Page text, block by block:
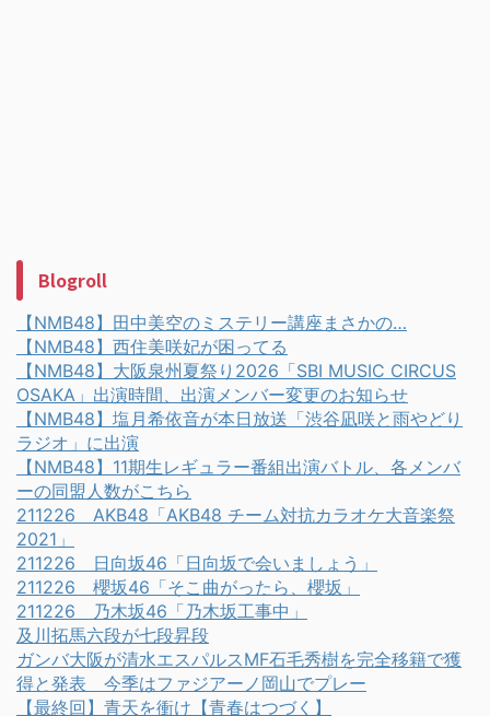
Blogroll
【NMB48】田中美空のミステリー講座まさかの…
【NMB48】西住美咲妃が困ってる
【NMB48】大阪泉州夏祭り2026「SBI MUSIC CIRCUS
OSAKA」出演時間、出演メンバー変更のお知らせ
【NMB48】塩月希依音が本日放送「渋谷凪咲と雨やどり
ラジオ」に出演
【NMB48】11期生レギュラー番組出演バトル、各メンバ
ーの同盟人数がこちら
211226 AKB48「AKB48 チーム対抗カラオケ大音楽祭
2021」
211226 日向坂46「日向坂で会いましょう」
211226 櫻坂46「そこ曲がったら、櫻坂」
211226 乃木坂46「乃木坂工事中」
及川拓馬六段が七段昇段
ガンバ大阪が清水エスパルスMF石毛秀樹を完全移籍で獲
得と発表 今季はファジアーノ岡山でプレー
【最終回】青天を衝け【青春はつづく】